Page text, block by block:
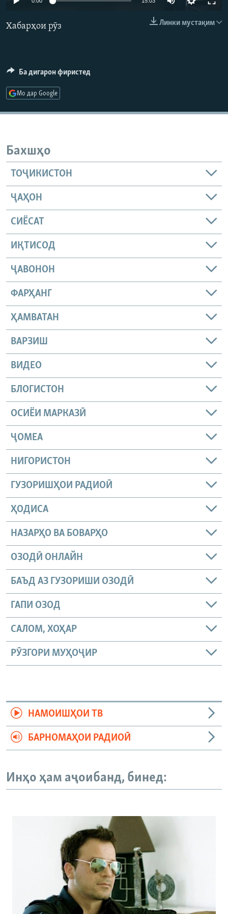
Ҳамаи сомонаҳои RFE/RL
Линки мустақим
Хабарҳои рӯз
Ба дигарон фиристед
Мо дар Google
Бахшҳо
ТОҶИКИСТОН
ҶАҲОН
СИЁСАТ
ИҚТИСОД
ҶАВОНОН
ФАРҲАНГ
ҲАМВАТАН
ВАРЗИШ
ВИДЕО
БЛОГИСТОН
ОСИЁИ МАРКАЗӢ
ҶОМEА
НИГОРИСТОН
ГУЗОРИШҲОИ РАДИОӢ
ҲОДИСА
НАЗАРҲО ВА БОВАРҲО
ОЗОДӢ ОНЛАЙН
БАЪД АЗ ГУЗОРИШИ ОЗОДӢ
ГАПИ ОЗОД
САЛОМ, ХОҲАР
РӮЗГОРИ МУҲОҶИР
НАМОИШҲОИ ТВ
БАРНОМАҲОИ РАДИОӢ
Инҳо ҳам аҷоибанд, бинед: